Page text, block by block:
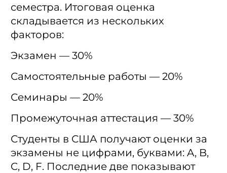
семестра. Итоговая оценка
складывается из нескольких
факторов:
Экзамен — 30%
Самостоятельные работы — 20%
Семинары — 20%
Промежуточная аттестация — 30%
Студенты в США получают оценки за
экзамены не цифрами, буквами: A, B,
C, D, F. Последние две показывают